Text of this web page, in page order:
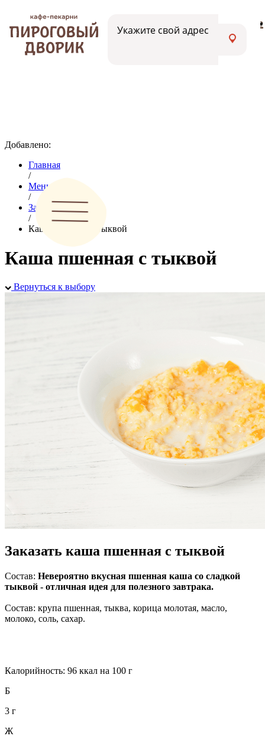
Меню Адреса кафе
Укажите свой адрес
Добавлено:
Главная
/
Меню
/
Завтраки
/
Каша пшенная с тыквой
Каша пшенная с тыквой
Вернуться к выбору
Заказать каша пшенная с тыквой
Состав: Невероятно вкусная пшенная каша со сладкой
тыквой - отличная идея для полезного завтрака.
Состав: крупа пшенная, тыква, корица молотая, масло,
молоко, соль, сахар.
Калорийность: 96 ккал на 100 г
Б
3 г
Ж